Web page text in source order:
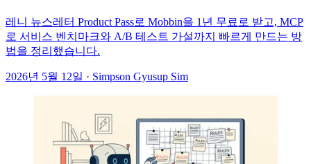
레니 뉴스레터 Product Pass로 Mobbin을 1년 무료로 받고, MCP
로 서비스 벤치마크와 A/B 테스트 가설까지 빠르게 만드는 방
법을 정리했습니다.
2026년 5월 12일 · Simpson Gyusup Sim